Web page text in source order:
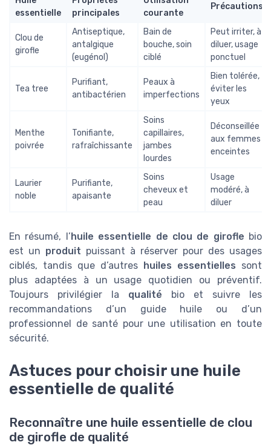
essentielle
principales
courante
Précautions
Clou de
girofle
Antiseptique,
antalgique
(eugénol)
Bain de
bouche, soin
ciblé
Peut irriter, à
diluer, usage
ponctuel
Tea tree
Purifiant,
antibactérien
Peaux à
imperfections
Bien tolérée,
éviter les
yeux
Menthe
poivrée
Tonifiante,
rafraîchissante
Soins
capillaires,
jambes
lourdes
Déconseillée
aux femmes
enceintes
Laurier
noble
Purifiante,
apaisante
Soins
cheveux et
peau
Usage
modéré, à
diluer
En résumé, l’huile essentielle de clou de girofle bio
est un produit puissant à réserver pour des usages
ciblés, tandis que d’autres huiles essentielles sont
plus adaptées à un usage quotidien ou préventif.
Toujours privilégier la qualité bio et suivre les
recommandations d’un guide huile ou d’un
professionnel de santé pour une utilisation en toute
sécurité.
Astuces pour choisir une huile
essentielle de qualité
Reconnaître une huile essentielle de clou
de girofle de qualité